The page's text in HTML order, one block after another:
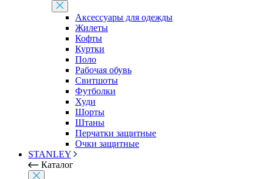
Аксессуары для одежды
Жилеты
Кофты
Куртки
Поло
Рабочая обувь
Свитшоты
Футболки
Худи
Шорты
Штаны
Перчатки защитные
Очки защитные
STANLEY
Каталог